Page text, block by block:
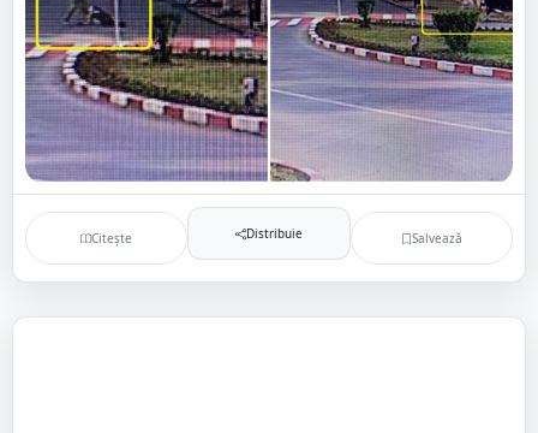
Citește Distribuie Salvează